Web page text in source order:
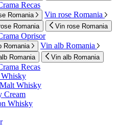
Recas
Romania Vin rose Romania
Romania Vin rose Romania
Oprisor
Romania Vin alb Romania
Romania Vin alb Romania
Recas
Whisky
Whisky
Cream
Whisky